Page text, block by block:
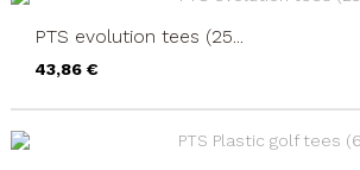
PTS evolution tees (25...
Precio
43,86 €